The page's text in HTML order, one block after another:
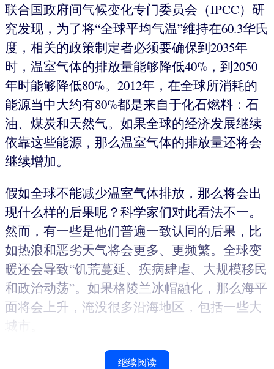
联合国政府间气候变化专门委员会（IPCC）研
究发现，为了将“全球平均气温”维持在60.3华氏
度，相关的政策制定者必须要确保到2035年
时，温室气体的排放量能够降低40%，到2050
年时能够降低80%。2012年，在全球所消耗的
能源当中大约有80%都是来自于化石燃料：石
油、煤炭和天然气。如果全球的经济发展继续
依靠这些能源，那么温室气体的排放量还将会
继续增加。
假如全球不能减少温室气体排放，那么将会出
现什么样的后果呢？科学家们对此看法不一。
然而，有一些是他们普遍一致认同的后果，比
如热浪和恶劣天气将会更多、更频繁。全球变
暖还会导致“饥荒蔓延、疾病肆虐、大规模移民
和政治动荡”。如果格陵兰冰帽融化，那么海平
面将会上升，淹没很多沿海地区，包括一些大
城市。
继续阅读